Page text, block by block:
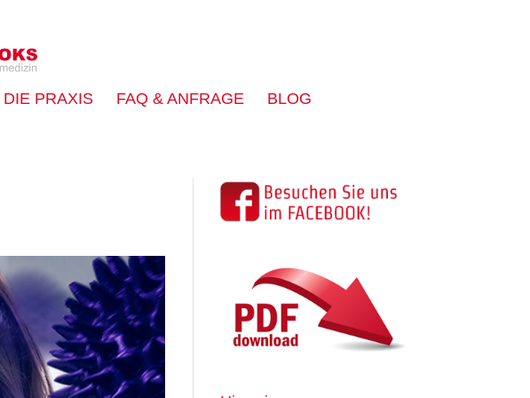
DIE PRAXIS FAQ & ANFRAGE BLOG